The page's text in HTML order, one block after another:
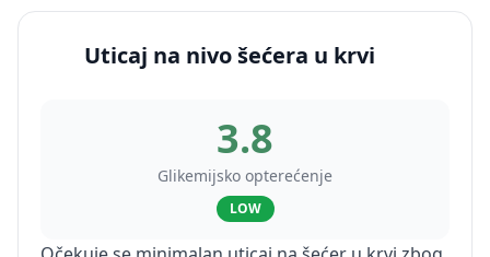
Uticaj na nivo šećera u krvi
3.8
Glikemijsko opterećenje
LOW